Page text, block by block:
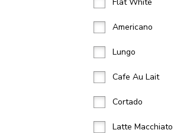
Americano
Lungo
Cafe Au Lait
Cortado
Latte Macchiato